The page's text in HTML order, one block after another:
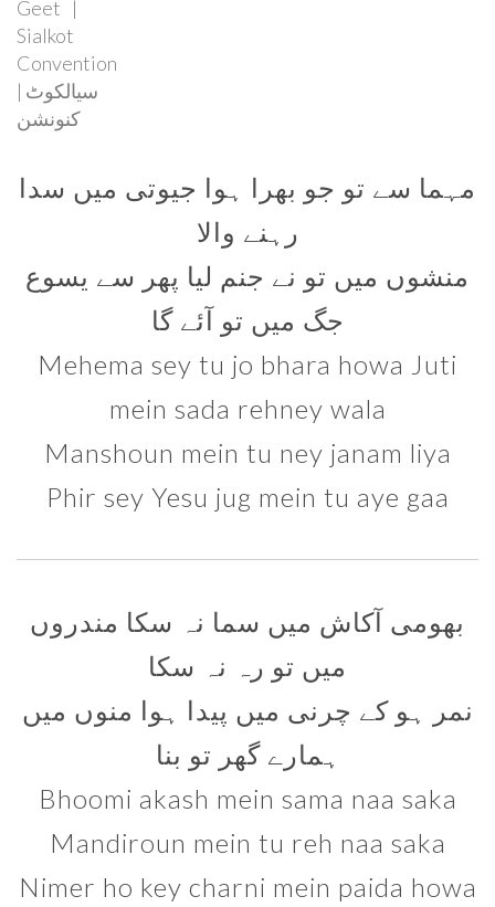
Geet
Sialkot
Convention
| سیالکوٹ
کنونشن
مہما سے تو جو بھرا ہوا جیوتی میں سدا
رہنے والا
منشوں میں تو نے جنم لیا پھر سے یسوع
جگ میں تو آئے گا
Mehema sey tu jo bhara howa Juti
mein sada rehney wala
Manshoun mein tu ney janam liya
Phir sey Yesu jug mein tu aye gaa
بھومی آکاش میں سما نہ سکا مندروں
میں تو رہ نہ سکا
نمر ہو کے چرنی میں پیدا ہوا منوں میں
ہمارے گھر تو بنا
Bhoomi akash mein sama naa saka
Mandiroun mein tu reh naa saka
Nimer ho key charni mein paida howa